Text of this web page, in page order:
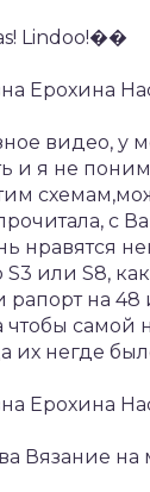
Lindoo!��
Ерохина
видео, у
и я не
с
нравятся
или S8,
рапорт на 48
самой
их негде
Ерохина
Вязание на